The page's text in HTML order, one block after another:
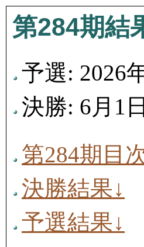
第284期結
予選: 2026
決勝: 6月1
第284期目
決勝結果↓
予選結果↓